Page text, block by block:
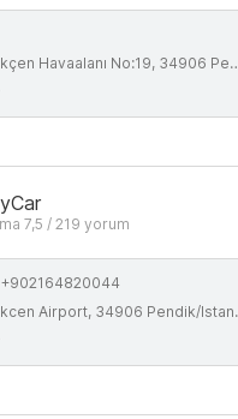
Havaalanı No:19, 34906 Pendik/Istanbul
7,5 / 219 yorum
Airport, 34906 Pendik/Istanbul, Turkey